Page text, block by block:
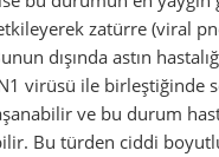
zatürre (viral
dışında astın
virüsü ile birleştiğinde
ve bu durum
Bu türden ciddi